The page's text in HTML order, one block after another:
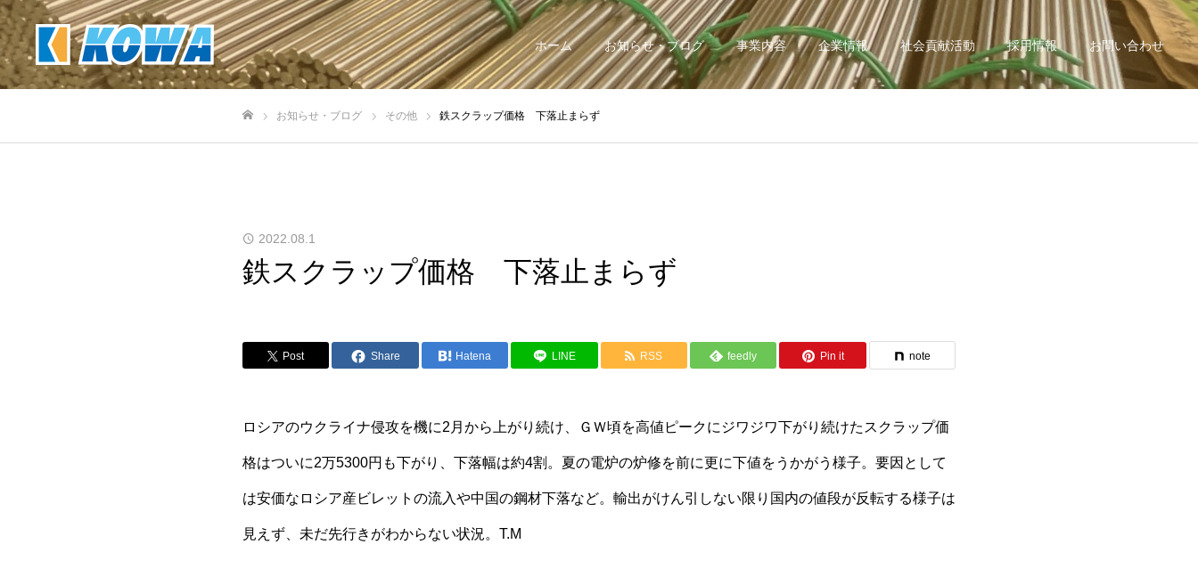
ホーム お知らせ・ブログ 事業内容 企業情報 社会貢献活動 採用情報 お問い合わせ
お知らせ・ブログ その他 鉄スクラップ価格 下落止まらず
2022.08.1
鉄スクラップ価格 下落止まらず
Post Share Hatena LINE RSS feedly Pin it note
ロシアのウクライナ侵攻を機に2月から上がり続け、ＧＷ頃を高値ピークにジワジワ下がり続けたスクラップ価
格はついに2万5300円も下がり、下落幅は約4割。夏の電炉の炉修を前に更に下値をうかがう様子。要因として
は安価なロシア産ビレットの流入や中国の鋼材下落など。輸出がけん引しない限り国内の値段が反転する様子は
見えず、未だ先行きがわからない状況。T.M